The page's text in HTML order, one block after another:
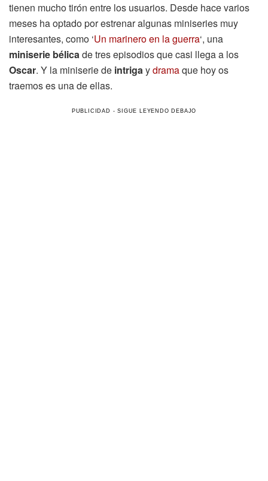
tienen mucho tirón entre los usuarios. Desde hace varios
meses ha optado por estrenar algunas miniseries muy
interesantes, como ‘Un marinero en la guerra‘, una
miniserie bélicade tres episodios que casi llega a los
Oscar. Y la miniserie de intrigaydramaque hoy os
traemos es una de ellas.